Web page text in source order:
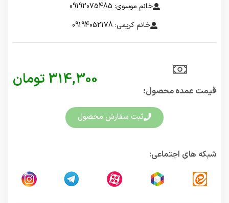
خانم موسوی: 09192075485
خانم کریمی: 09194052178
قیمت عمده محصول:​
314,300 تومان
ثبت سفارش محصول
شبکه های اجتماعی: